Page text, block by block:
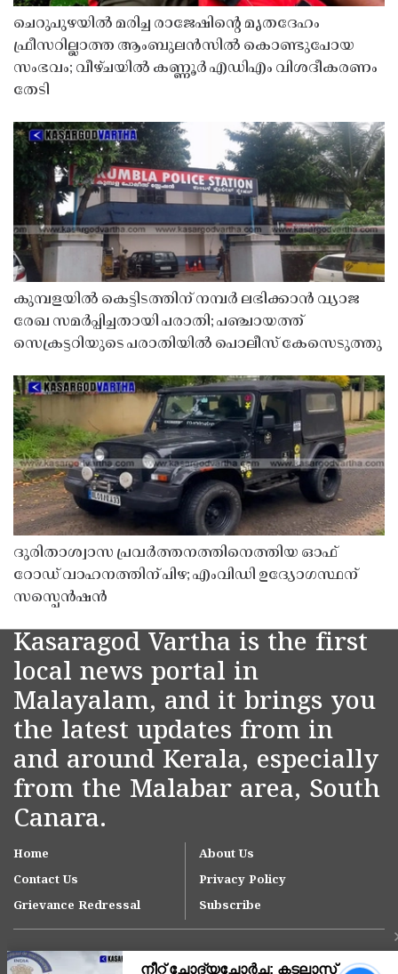
ചെറുപുഴയിൽ മരിച്ച രാജേഷിൻ്റെ മൃതദേഹം
ഫ്രീസറില്ലാത്ത ആംബുലൻസിൽ കൊണ്ടുപോയ
സംഭവം; വീഴ്ചയിൽ കണ്ണൂർ എഡിഎം വിശദീകരണം
തേടി
കുമ്പളയിൽ കെട്ടിടത്തിന് നമ്പർ ലഭിക്കാൻ വ്യാജ
രേഖ സമർപ്പിച്ചതായി പരാതി; പഞ്ചായത്ത്
സെക്രട്ടറിയുടെ പരാതിയിൽ പൊലീസ് കേസെടുത്തു
ദുരിതാശ്വാസ പ്രവർത്തനത്തിനെത്തിയ ഓഫ്
റോഡ് വാഹനത്തിന് പിഴ; എംവിഡി ഉദ്യോഗസ്ഥന്
സസ്പെൻഷൻ
Kasaragod Vartha is the first
local news portal in
Malayalam, and it brings you
the latest updates from in
and around Kerala, especially
from the Malabar area, South
Canara.
Home
About Us
Contact Us
Privacy Policy
Grievance Redressal
Subscribe